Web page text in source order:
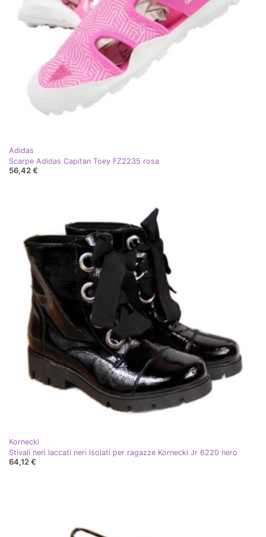
Adidas
Scarpe Adidas Capitan Toey FZ2235 rosa
56,42 €
Kornecki
Stivali neri laccati neri isolati per ragazze Kornecki Jr 6220 nero
64,12 €